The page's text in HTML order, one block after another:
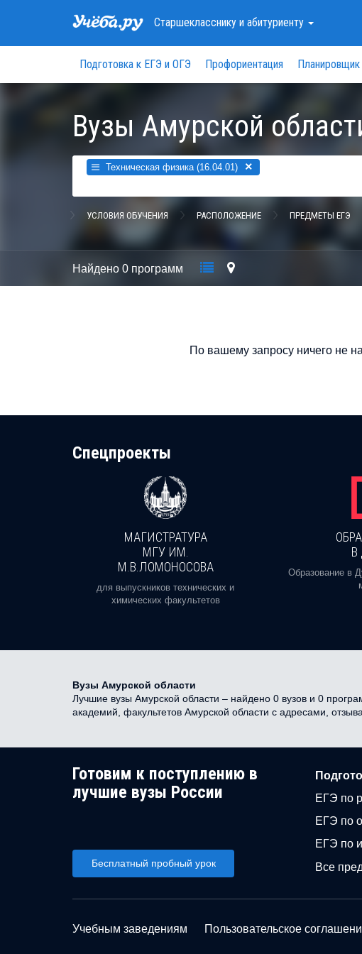
Старшеклассникуи абитуриенту
Подготовка к ЕГЭ и ОГЭ Профориентация Планировщик
Вузы Амурской
Техническая физика (16.04.01) ×
УСЛОВИЯ ОБУЧЕНИЯ РАСПОЛОЖЕНИЕ ПРЕДМЕТЫ ЕГЭ
Найдено 0 программ
По вашему запросу ничего не
Cпецпроекты
МАГИСТРАТУРА
МГУ ИМ.
М.В.ЛОМОНОСОВА
для выпускников технических и
химических факультетов
В
Образование в
Вузы Амурской области
Лучшие вузы Амурской области – найдено 0 вузов и 0
академий, факультетов Амурской области с адресами,
Готовим к поступлению в
лучшие вузы России
Бесплатный пробный урок
ЕГЭ по
ЕГЭ по
ЕГЭ по
Все
Учебным заведениям Пользовательское